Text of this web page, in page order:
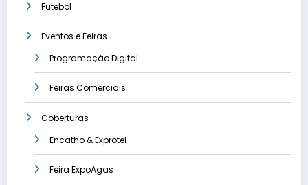
Futebol
Eventos e Feiras
Programação Digital
Feiras Comerciais
Coberturas
Encatho & Exprotel
Feira ExpoAgas